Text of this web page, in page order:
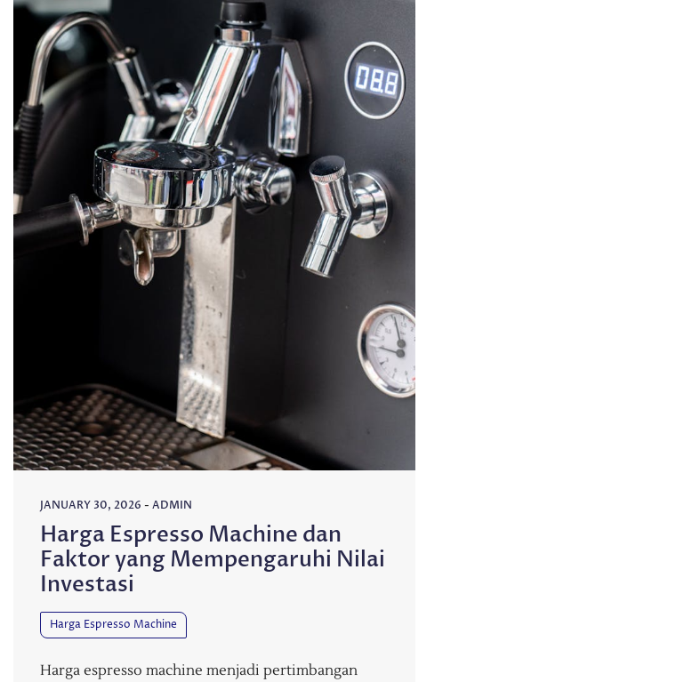
JANUARY 30, 2026 - ADMIN
Harga Espresso Machine dan
Faktor yang Mempengaruhi Nilai
Investasi
Harga Espresso Machine
Harga espresso machine menjadi pertimbangan